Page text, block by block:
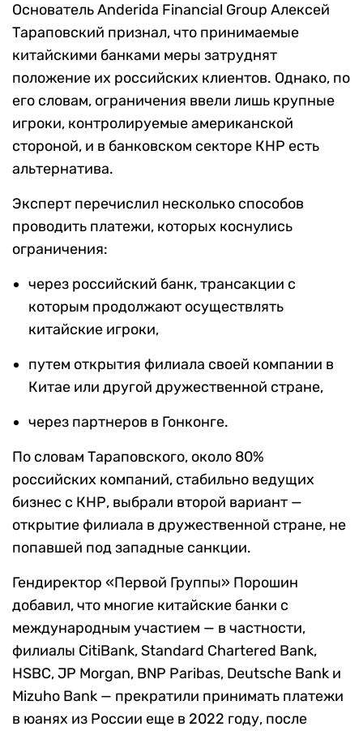
Основатель Anderidа Financiаl Group Алексей
Тараповский признал, что принимаемые
китайскими банками меры затруднят
положение их российских клиентов. Однако, по
его словам, ограничения ввели лишь крупные
игроки, контролируемые американской
стороной, и в банковском секторе КНР есть
альтернатива.
Эксперт перечислил несколько способов
проводить платежи, которых коснулись
ограничения:
через российский банк, трансакции с
которым продолжают осуществлять
китайские игроки,
путем открытия филиала своей компании в
Китае или другой дружественной стране,
через партнеров в Гонконге.
По словам Тараповского, около 80%
российских компаний, стабильно ведущих
бизнес с КНР, выбрали второй вариант —
открытие филиала в дружественной стране, не
попавшей под западные санкции.
Гендиректор «Первой Группы» Порошин
добавил, что многие китайские банки с
международным участием — в частности,
филиалы CitiBаnk, Stаndаrd Chаrtered Bаnk,
HSBC, JP Morgаn, BNP Paribаs, Deutsche Bаnk и
Mizuho Bаnk — прекратили принимать платежи
в юанях из России еще в 2022 году, после